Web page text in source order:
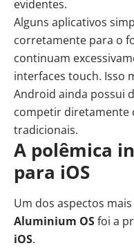
evidentes.
Alguns aplicativos
corretamente para o
continuam
interfaces touch. Isso
Android ainda possui
competir diretamente
tradicionais.
A polêmica
para iOS
Um dos aspectos
Aluminium OSfoi a
iOS.